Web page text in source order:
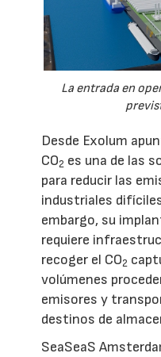
La entrada en
Desde Exolum
CO2 es una de las
para reducir las
industriales
embargo, su
requiere
recoger el CO2
volúmenes
emisores y
destinos de
SeaSeaS